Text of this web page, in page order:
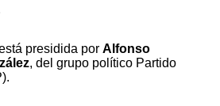
presidida porAlfonso
, del grupo político Partido